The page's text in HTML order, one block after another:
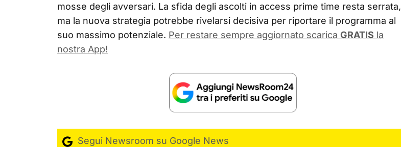
mosse degli avversari. La sfida degli ascolti in access prime time resta serrata,
ma la nuova strategia potrebbe rivelarsi decisiva per riportare il programma al
suo massimo potenziale. Per restare sempre aggiornato scarica GRATIS la
nostra App!
Segui Newsroom su Google News